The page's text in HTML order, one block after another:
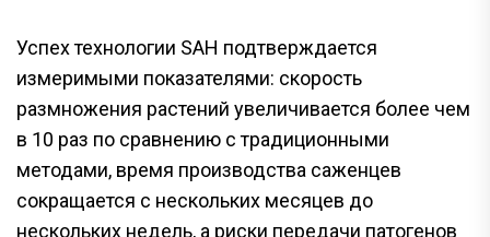
Успех технологии SAH подтверждается
измеримыми показателями: скорость
размножения растений увеличивается более чем
в 10 раз по сравнению с традиционными
методами, время производства саженцев
сокращается с нескольких месяцев до
нескольких недель, а риски передачи патогенов